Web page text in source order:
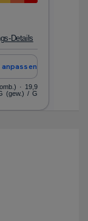
Details
anpassen
· 19,9
(gew.) / G